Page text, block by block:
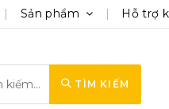
Sản phẩm Hỗ trợ
TÌM KIẾM